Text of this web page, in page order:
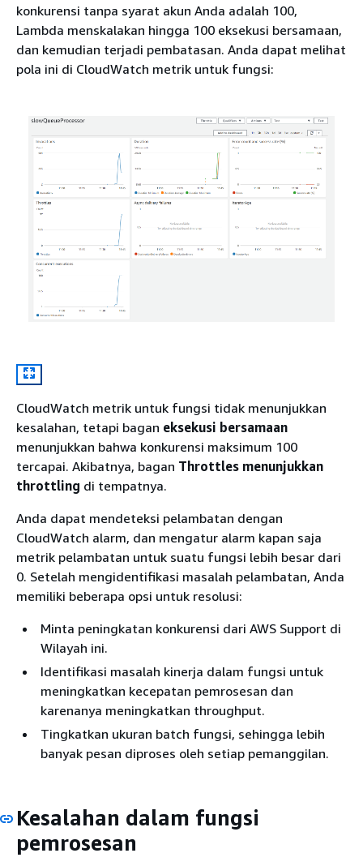
konkurensi tanpa syarat akun Anda adalah 100,
Lambda menskalakan hingga 100 eksekusi bersamaan,
dan kemudian terjadi pembatasan. Anda dapat melihat
pola ini di CloudWatch metrik untuk fungsi:
CloudWatch metrik untuk fungsi tidak menunjukkan
kesalahan, tetapi bagan eksekusi bersamaan
menunjukkan bahwa konkurensi maksimum 100
tercapai. Akibatnya, bagan Throttles menunjukkan
throttling di tempatnya.
Anda dapat mendeteksi pelambatan dengan
CloudWatch alarm, dan mengatur alarm kapan saja
metrik pelambatan untuk suatu fungsi lebih besar dari
0. Setelah mengidentifikasi masalah pelambatan, Anda
memiliki beberapa opsi untuk resolusi:
Minta peningkatan konkurensi dari AWS Support di
Wilayah ini.
Identifikasi masalah kinerja dalam fungsi untuk
meningkatkan kecepatan pemrosesan dan
karenanya meningkatkan throughput.
Tingkatkan ukuran batch fungsi, sehingga lebih
banyak pesan diproses oleh setiap pemanggilan.
Kesalahan dalam fungsi
pemrosesan